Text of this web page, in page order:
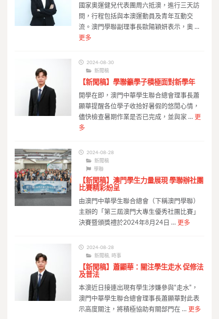
國家奧運健兒代表團周六抵澳，進行三天訪
問，行程包括與本澳運動員及青年互動交
流。澳門學聯副理事長歐陽穎妍表示，奧 …
更多
2024-08-30
新聞稿
【新聞稿】學聯籲學子積極面對新學年
開學在即，澳門中華學生聯合總會理事長蕭
顯華提醒各位學子收拾好暑假的悠閒心情，
儘快檢查暑期作業是否已完成，並與家 … 更
多
2024-08-28
新聞稿
學聯
【新聞稿】澳門學生力量展現 學聯辦社團
比賽精彩紛呈
由澳門中華學生聯合總會（下稱澳門學聯）
主辦的「第三屆澳門大專生優秀社團比賽」
決賽暨頒獎禮於2024年8月24日 … 更多
2024-08-28
新聞稿, 時事
【新聞稿】蕭顯華：關注學生走水 促修法
及普法
本澳近日接連出現有學生涉嫌參與“走水”，
澳門中華學生聯合總會理事長蕭顯華對此表
示高度關注，將積極協助有關部門在 … 更多